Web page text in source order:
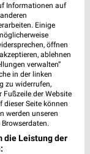
Informationen auf
Einige
öffnen
ablehnen
verwalten“
in der linken
zu widerrufen,
Fußzeile der Website
dieser Seite können
werden unseren
die Leistung der